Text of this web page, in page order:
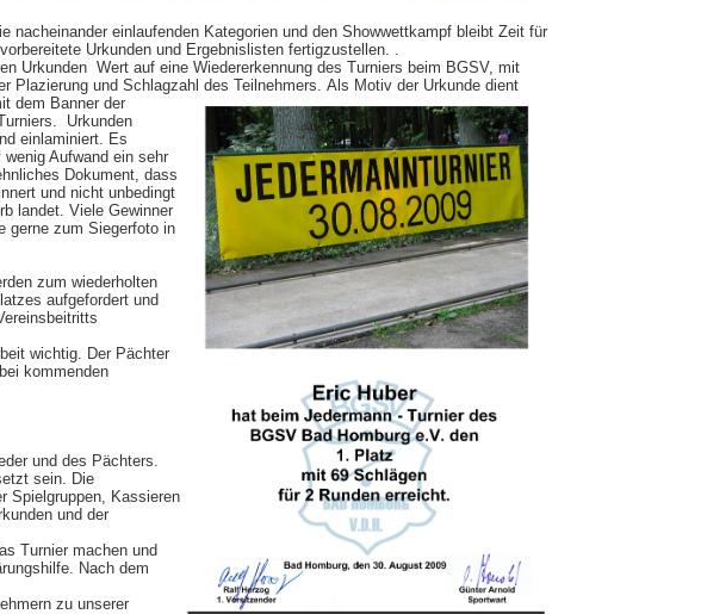
einlaufenden Kategorien und den Showwettkampf bleibt Zeit für
Urkunden und Ergebnislisten fertigzustellen. .
Urkunden Wert auf eine Wiedererkennung des Turniers beim BGSV, mit
Plazierung und Schlagzahl des Teilnehmers. Als Motiv der Urkunde dient
dem Banner der
Urkunden
einlaminiert. Es
Aufwand ein sehr
Dokument, dass
und nicht unbedingt
landet. Viele Gewinner
gerne zum Siegerfoto in
zum wiederholten
aufgefordert und
wichtig. Der Pächter
kommenden
und des Pächters.
sein. Die
Spielgruppen, Kassieren
und der
Turnier machen und
Nach dem
zu unserer